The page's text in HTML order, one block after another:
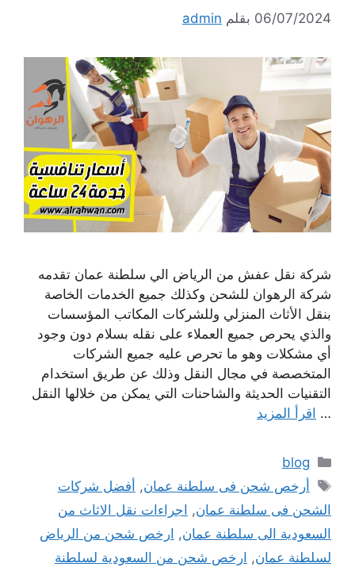
06/07/2024 بقلم admin
شركة نقل عفش من الرياض الي سلطنة عمان تقدمه
شركة الرهوان للشحن وكذلك جميع الخدمات الخاصة
بنقل الأثاث المنزلي وللشركات المكاتب المؤسسات
والذي يحرص جميع العملاء على نقله بسلام دون وجود
أي مشكلات وهو ما تحرص عليه جميع الشركات
المتخصصة في مجال النقل وذلك عن طريق استخدام
التقنيات الحديثة والشاحنات التي يمكن من خلالها النقل
… اقرأ المزيد
التصنيفات
blog
الوسوم
أرخص شحن فى سلطنة عمان, أفضل شركات
الشحن فى سلطنة عمان, اجراءات نقل الاثاث من
السعودية الى سلطنة عمان, ارخص شحن من الرياض
لسلطنة عمان, ارخص شحن من السعودية لسلطنة